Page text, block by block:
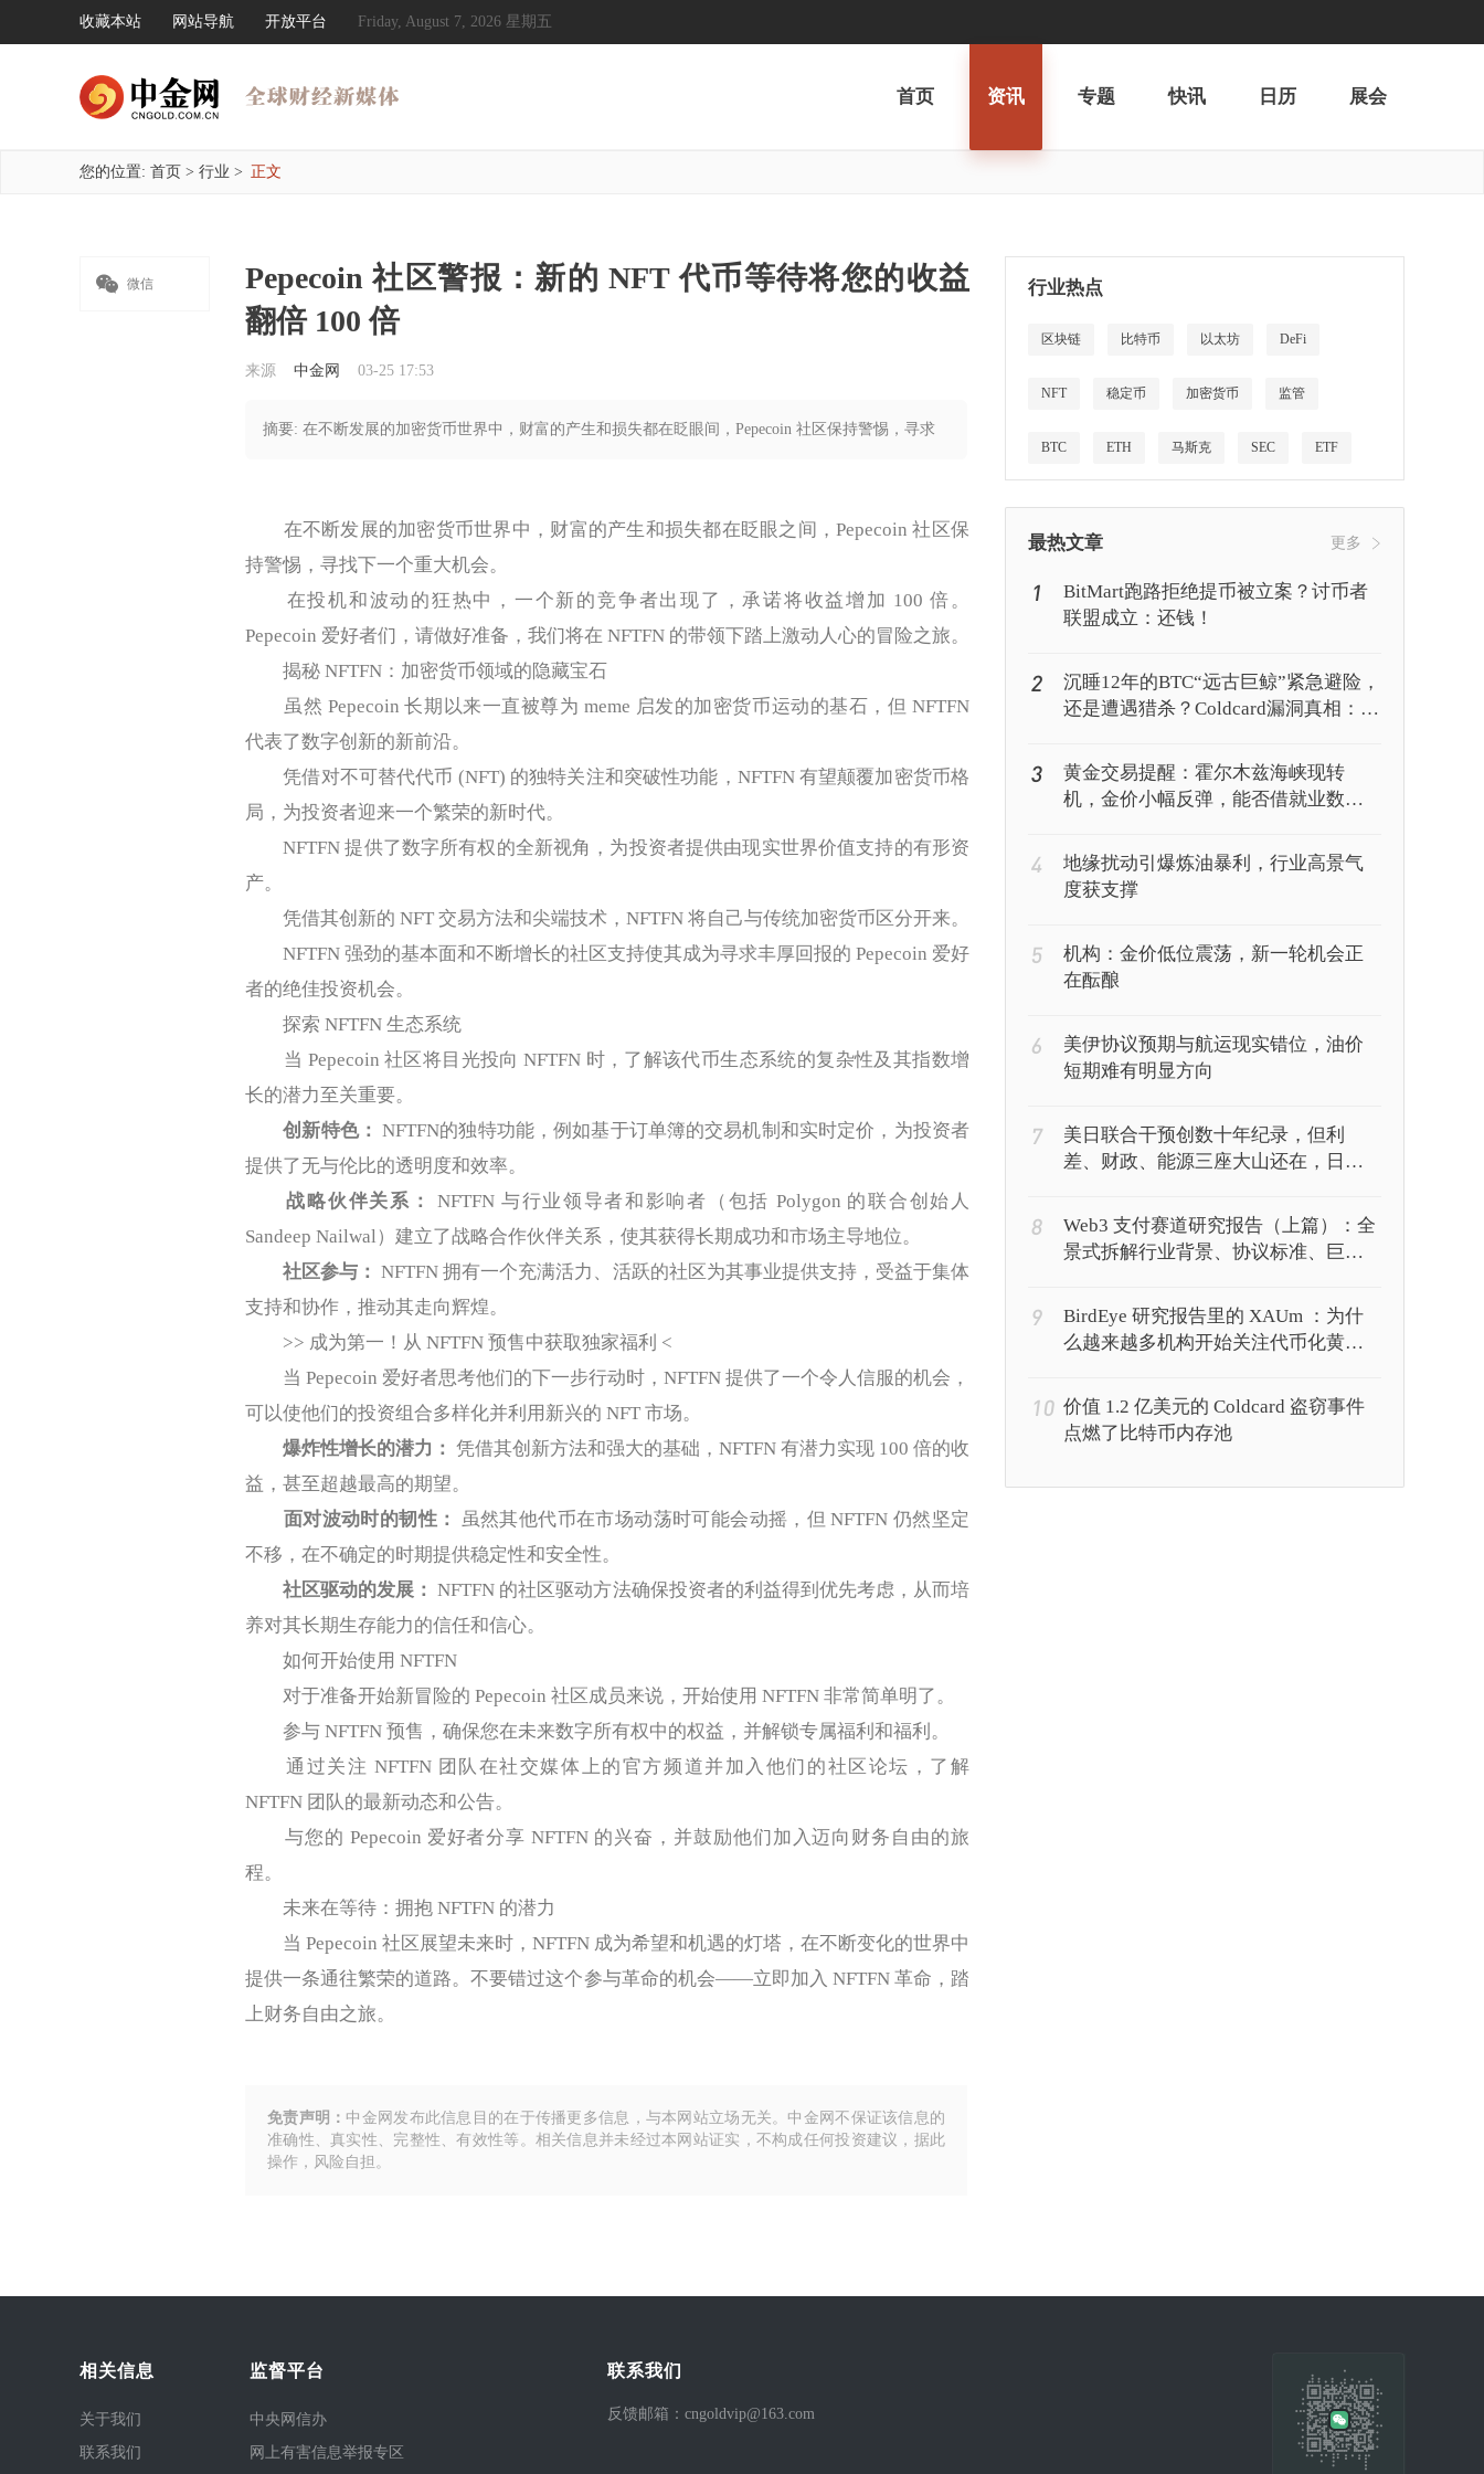
收藏本站 网站导航 开放平台 Friday, August 7, 2026 星期五
首页 资讯 专题 快讯 日历 展会
您的位置: 首页 > 行业 > 正文
 微信
Pepecoin 社区警报：新的 NFT 代币等待将您的收益
翻倍 100 倍
来源 中金网 03-25 17:53
摘要: 在不断发展的加密货币世界中，财富的产生和损失都在眨眼间，Pepecoin 社区保持警惕，寻求
在不断发展的加密货币世界中，财富的产生和损失都在眨眼之间，Pepecoin 社区保
持警惕，寻找下一个重大机会。
在投机和波动的狂热中，一个新的竞争者出现了，承诺将收益增加 100 倍。
Pepecoin 爱好者们，请做好准备，我们将在 NFTFN 的带领下踏上激动人心的冒险之旅。
揭秘 NFTFN：加密货币领域的隐藏宝石
虽然 Pepecoin 长期以来一直被尊为 meme 启发的加密货币运动的基石，但 NFTFN
代表了数字创新的新前沿。
凭借对不可替代代币 (NFT) 的独特关注和突破性功能，NFTFN 有望颠覆加密货币格
局，为投资者迎来一个繁荣的新时代。
NFTFN 提供了数字所有权的全新视角，为投资者提供由现实世界价值支持的有形资
产。
凭借其创新的 NFT 交易方法和尖端技术，NFTFN 将自己与传统加密货币区分开来。
NFTFN 强劲的基本面和不断增长的社区支持使其成为寻求丰厚回报的 Pepecoin 爱好
者的绝佳投资机会。
探索 NFTFN 生态系统
当 Pepecoin 社区将目光投向 NFTFN 时，了解该代币生态系统的复杂性及其指数增
长的潜力至关重要。
创新特色：NFTFN的独特功能，例如基于订单簿的交易机制和实时定价，为投资者
提供了无与伦比的透明度和效率。
战略伙伴关系：NFTFN 与行业领导者和影响者（包括 Polygon 的联合创始人
Sandeep Nailwal）建立了战略合作伙伴关系，使其获得长期成功和市场主导地位。
社区参与：NFTFN 拥有一个充满活力、活跃的社区为其事业提供支持，受益于集体
支持和协作，推动其走向辉煌。
>> 成为第一！从 NFTFN 预售中获取独家福利 <
当 Pepecoin 爱好者思考他们的下一步行动时，NFTFN 提供了一个令人信服的机会，
可以使他们的投资组合多样化并利用新兴的 NFT 市场。
爆炸性增长的潜力： 凭借其创新方法和强大的基础，NFTFN 有潜力实现 100 倍的收
益，甚至超越最高的期望。
面对波动时的韧性：
虽然其他代币在市场动荡时可能会动摇，但 NFTFN 仍然坚定
不移，在不确定的时期提供稳定性和安全性。
社区驱动的发展： NFTFN 的社区驱动方法确保投资者的利益得到优先考虑，从而培
养对其长期生存能力的信任和信心。
如何开始使用 NFTFN
对于准备开始新冒险的 Pepecoin 社区成员来说，开始使用 NFTFN 非常简单明了。
参与 NFTFN 预售，确保您在未来数字所有权中的权益，并解锁专属福利和福利。
通过关注 NFTFN 团队在社交媒体上的官方频道并加入他们的社区论坛，了解
NFTFN 团队的最新动态和公告。
与您的 Pepecoin 爱好者分享 NFTFN 的兴奋，并鼓励他们加入迈向财务自由的旅
程。
未来在等待：拥抱 NFTFN 的潜力
当 Pepecoin 社区展望未来时，NFTFN 成为希望和机遇的灯塔，在不断变化的世界中
提供一条通往繁荣的道路。不要错过这个参与革命的机会——立即加入 NFTFN 革命，踏
上财务自由之旅。
免责声明： 中金网发布此信息目的在于传播更多信息，与本网站立场无关。中金网不保证该信息的
准确性、真实性、完整性、有效性等。相关信息并未经过本网站证实，不构成任何投资建议，据此
操作，风险自担。
行业热点
区块链 比特币 以太坊 DeFi
NFT 稳定币 加密货币 监管
BTC ETH 马斯克 SEC ETF
最热文章 更多
1
BitMart跑路拒绝提币被立案？讨币者
联盟成立：还钱！
2
沉睡12年的BTC“远古巨鲸”紧急避险，
还是遭遇猎杀？Coldcard漏洞真相：你
3
黄金交易提醒：霍尔木兹海峡现转
机，金价小幅反弹，能否借就业数据
4
地缘扰动引爆炼油暴利，行业高景气
度获支撑
5
机构：金价低位震荡，新一轮机会正
在酝酿
6
美伊协议预期与航运现实错位，油价
短期难有明显方向
7
美日联合干预创数十年纪录，但利
差、财政、能源三座大山还在，日元
8
Web3 支付赛道研究报告（上篇）：全
景式拆解行业背景、协议标准、巨头
9
BirdEye 研究报告里的 XAUm ：为什
么越来越多机构开始关注代币化黄
10 价值 1.2 亿美元的 Coldcard 盗窃事件
点燃了比特币内存池
相关信息
关于我们
联系我们
监督平台
中央网信办
网上有害信息举报专区
联系我们
反馈邮箱：cngoldvip@163.com